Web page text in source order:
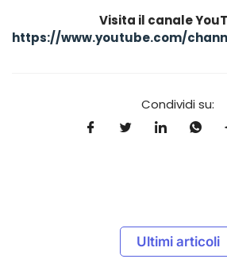
Visita il canale
https://www.youtube.com/
Condividi su:
Ultimi articoli